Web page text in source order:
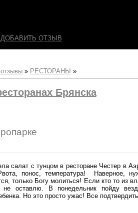
ДОБАВИТЬ ОТЗЫВ
» РЕСТОРАНЫ »
Брянска
салат с тунцом в ресторане Честер в
понос, температура! Наверное,
только Богу молиться! Если кто то из
не оставлю. В понедельник пойду
Но это просто ужас! Все